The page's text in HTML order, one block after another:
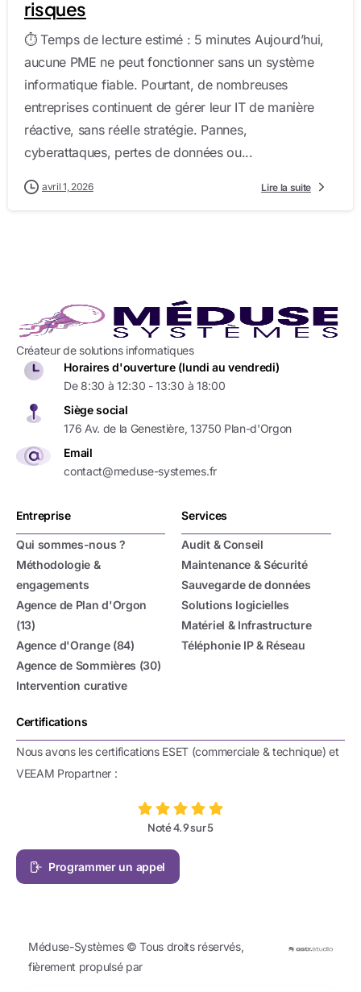
risques
⏱️ Temps de lecture estimé : 5 minutes Aujourd’hui,
aucune PME ne peut fonctionner sans un système
informatique fiable. Pourtant, de nombreuses
entreprises continuent de gérer leur IT de manière
réactive, sans réelle stratégie. Pannes,
cyberattaques, pertes de données ou...
avril 1, 2026 Lire la suite
Créateur de solutions informatiques
Horaires d'ouverture (lundi au vendredi)
De 8:30 à 12:30 - 13:30 à 18:00
Siège social
176 Av. de la Genestière, 13750 Plan-d'Orgon
Email
contact@meduse-systemes.fr
Entreprise
Qui sommes-nous ?
Méthodologie &
engagements
Agence de Plan d'Orgon
(13)
Agence d'Orange (84)
Agence de Sommières (30)
Intervention curative
Services
Audit & Conseil
Maintenance & Sécurité
Sauvegarde de données
Solutions logicielles
Matériel & Infrastructure
Téléphonie IP & Réseau
Certifications
Nous avons les certifications ESET (commerciale & technique) et
VEEAM Propartner :
Noté 4.9 sur 5
Programmer un appel
Méduse-Systèmes © Tous droits réservés,
fièrement propulsé par
Notre équipe reviendra vers vous très rapidement.
Délai de réponse habituel :